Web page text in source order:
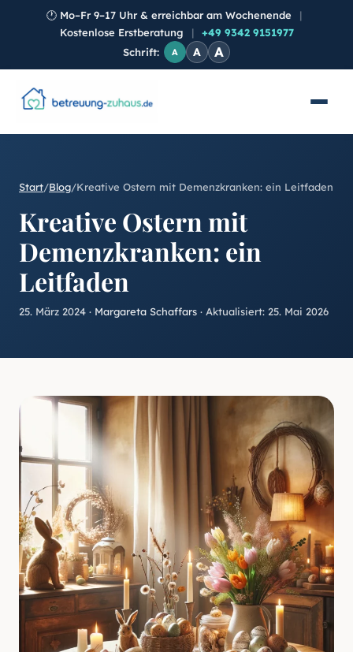
🕐 Mo–Fr 9–17 Uhr & erreichbar am Wochenende
|
Kostenlose Erstberatung
|
+49 9342 9151977
Schrift:
A A A
Start/Blog/Kreative Ostern mit Demenzkranken: ein Leitfaden
Kreative Ostern mit
Demenzkranken: ein
Leitfaden
25. März 2024 · Margareta Schaffars · Aktualisiert: 25. Mai 2026